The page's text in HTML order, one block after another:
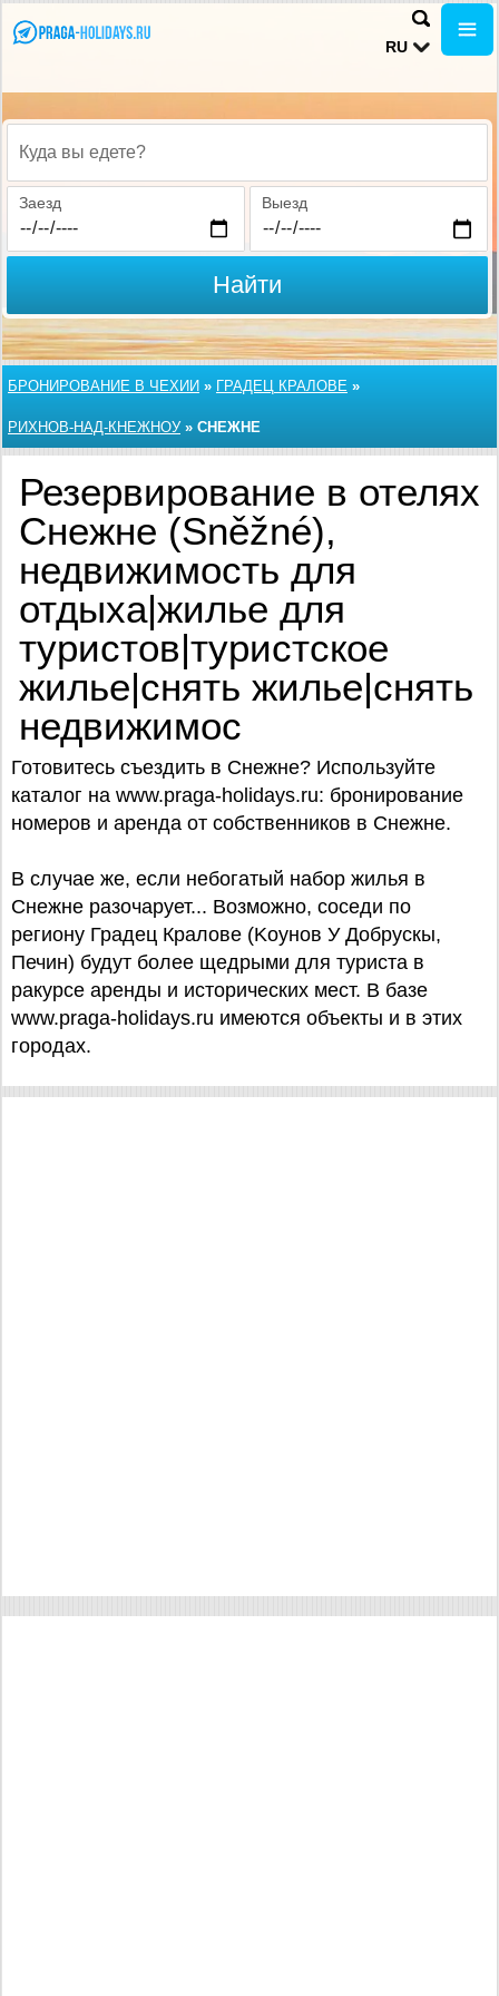
RU
Куда вы едете?
Заезд Выезд
Найти
БРОНИРОВАНИЕ В ЧЕХИИ » ГРАДЕЦ КРАЛОВЕ »
РИХНОВ-НАД-КНЕЖНОУ» СНЕЖНЕ
Резервирование в отелях
Снежне (Sněžné),
недвижимость для
отдыха|жилье для
туристов|туристское
жилье|снять жилье|снять
недвижимос
Готовитесь съездить в Снежне? Используйте
каталог на www.praga-holidays.ru: бронирование
номеров и аренда от собственников в Снежне.
В случае же, если небогатый набор жилья в
Снежне разочарует... Возможно, соседи по
региону Градец Кралове (Koунов У Добрускы,
Печин) будут более щедрыми для туриста в
ракурсе аренды и исторических мест. В базе
www.praga-holidays.ru имеются объекты и в этих
городах.